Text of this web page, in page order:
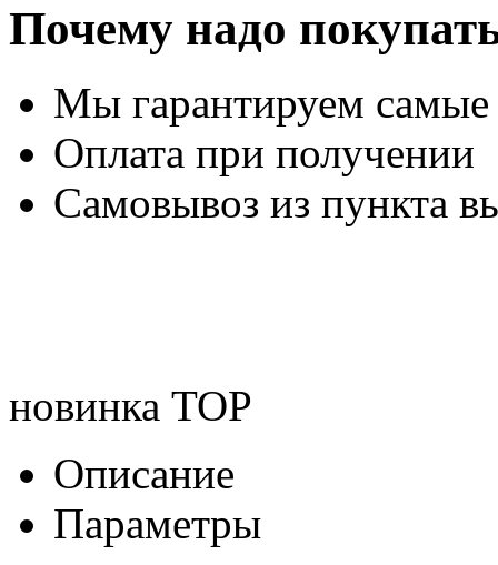
Почему надо
Мы гарантируем
Оплата при получении
Самовывоз из пункта
новинка TOP
Описание
Параметры